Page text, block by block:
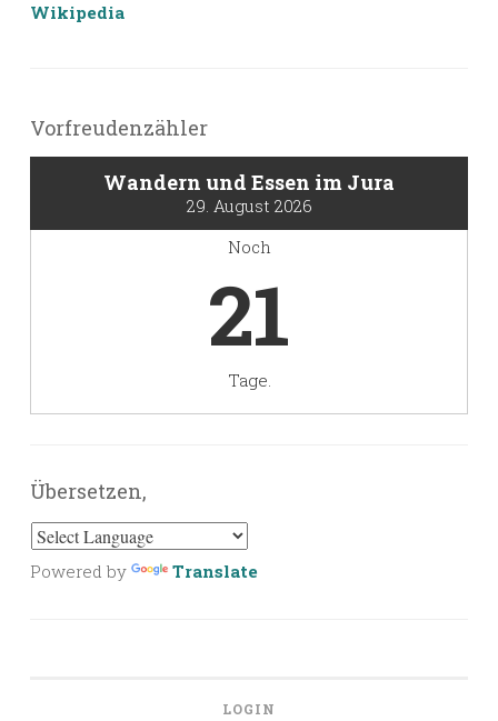
Wikipedia
Vorfreudenzähler
Wandern und Essen im Jura
29. August 2026
Noch
21
Tage.
Übersetzen,
Powered by Translate
LOGIN